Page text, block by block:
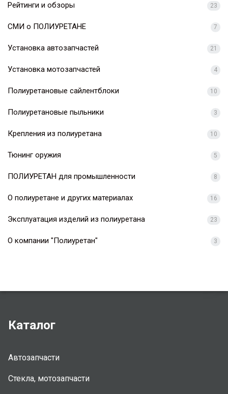
Рейтинги и обзоры 23
СМИ о ПОЛИУРЕТАНЕ 7
Установка автозапчастей 21
Установка мотозапчастей 4
Полиуретановые сайлентблоки 10
Полиуретановые пыльники 3
Крепления из полиуретана 10
Тюнинг оружия 5
ПОЛИУРЕТАН для промышленности 8
О полиуретане и других материалах 16
Эксплуатация изделий из полиуретана 23
О компании "Полиуретан" 3
Каталог
Автозапчасти
Стекла, мотозапчасти